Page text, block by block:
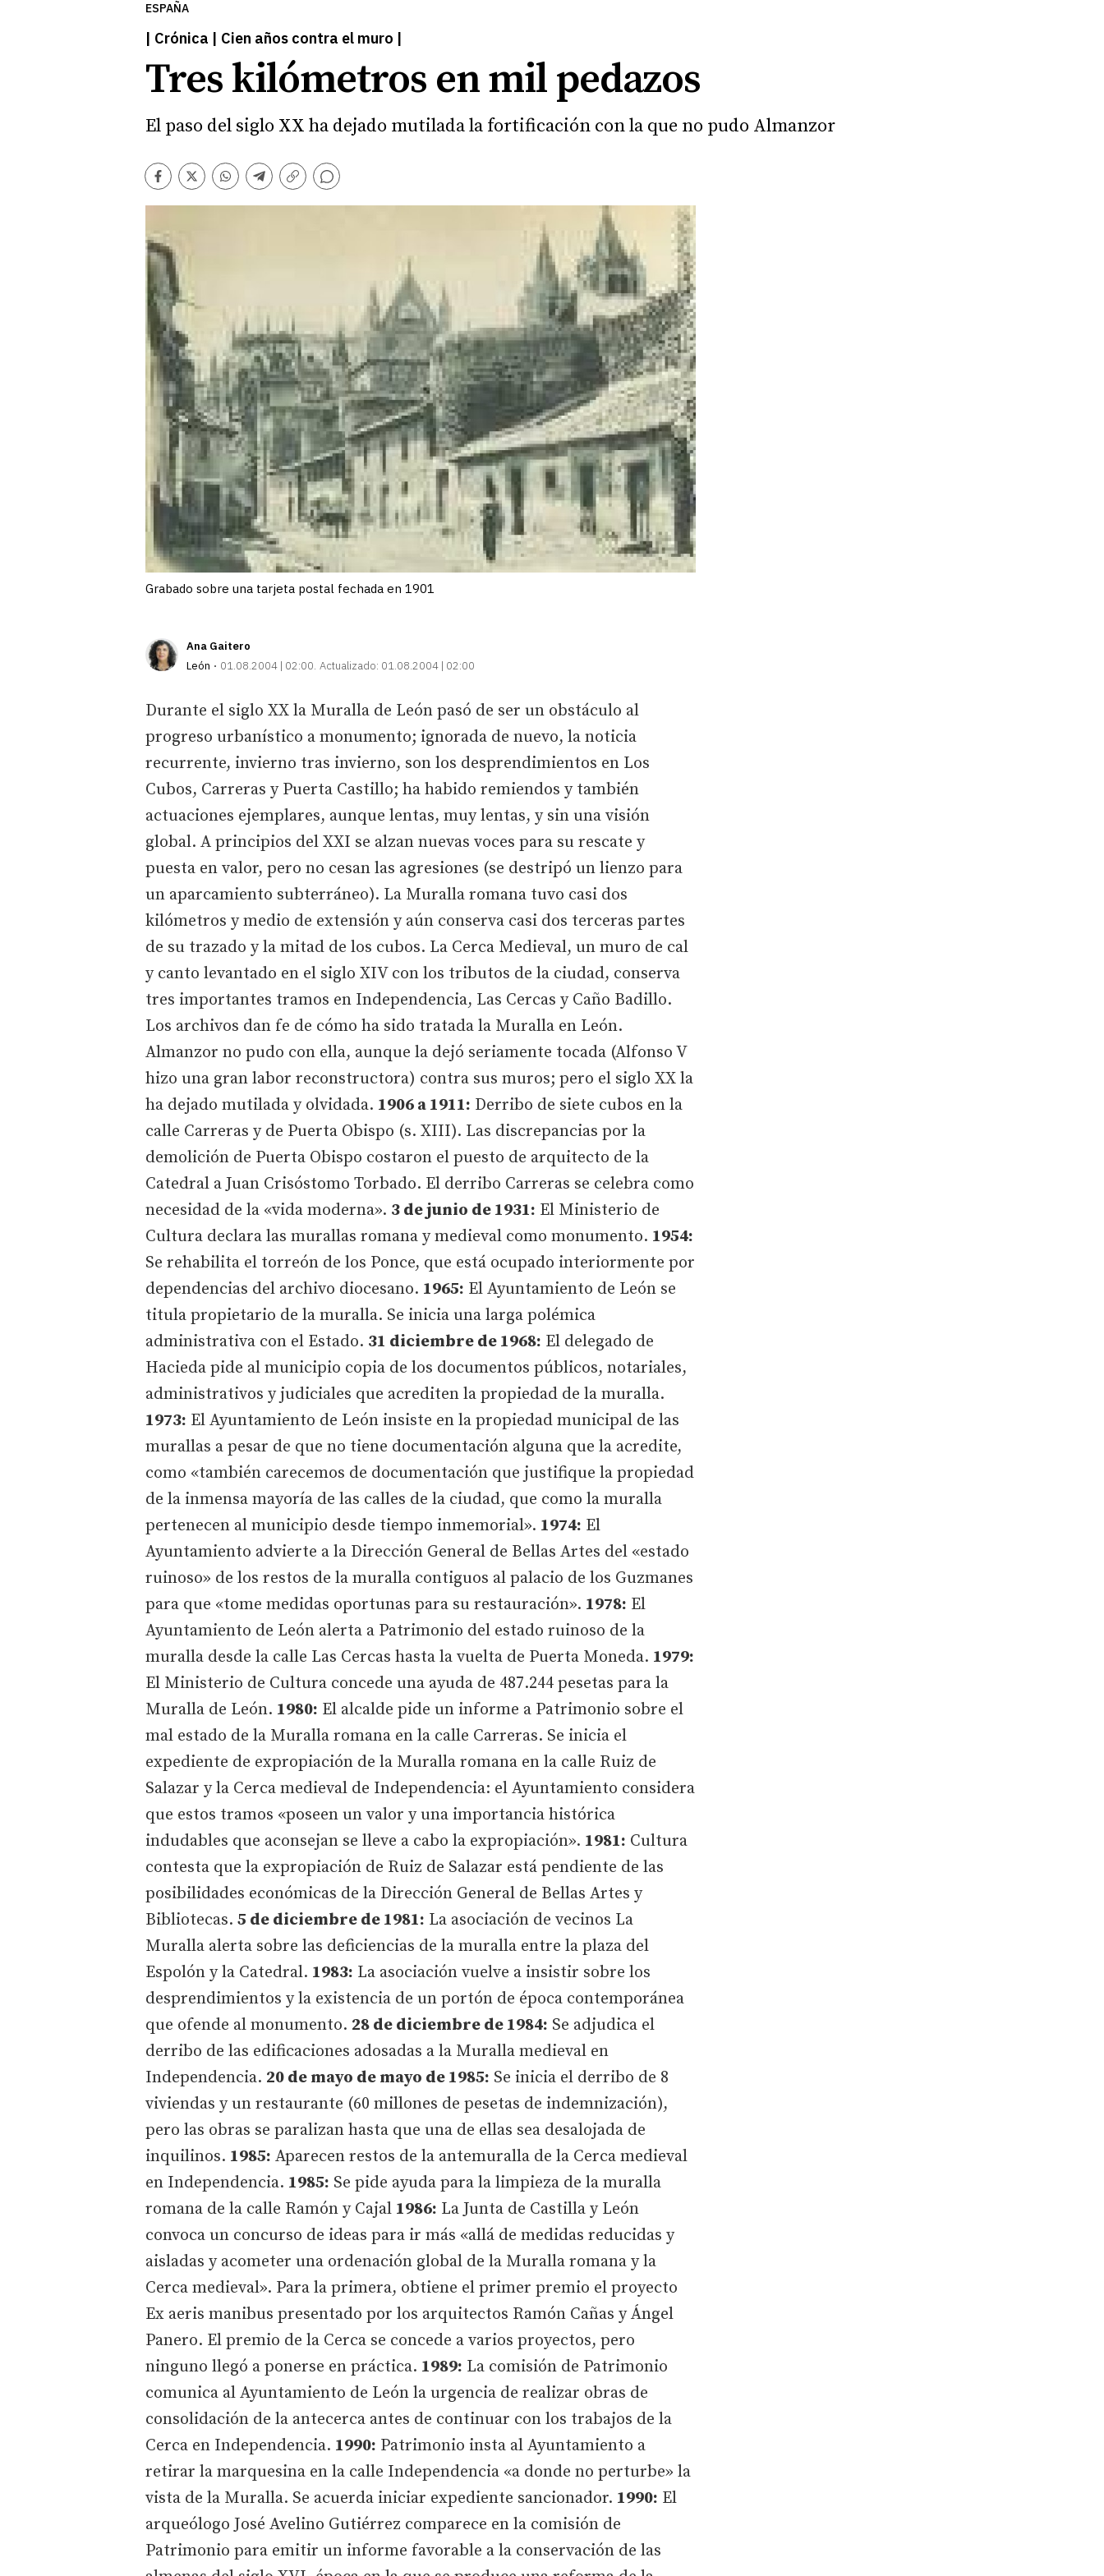
ESPAÑA
| Crónica | Cien años contra el muro |
Tres kilómetros en mil pedazos
El paso del siglo XX ha dejado mutilada la fortificación con la que no pudo Almanzor
Facebook
TwitterWhatsapp
Telegram
Copiar
enlace
Comentarios
Grabado sobre una tarjeta postal fechada en 1901
Ana Gaitero
León
01.08.2004 | 02:00 Actualizado: 01.08.2004 | 02:00
Durante el siglo XX la Muralla de León pasó de ser un obstáculo al
progreso urbanístico a monumento; ignorada de nuevo, la noticia
recurrente, invierno tras invierno, son los desprendimientos en Los
Cubos, Carreras y Puerta Castillo; ha habido remiendos y también
actuaciones ejemplares, aunque lentas, muy lentas, y sin una visión
global. A principios del XXI se alzan nuevas voces para su rescate y
puesta en valor, pero no cesan las agresiones (se destripó un lienzo para
un aparcamiento subterráneo). La Muralla romana tuvo casi dos
kilómetros y medio de extensión y aún conserva casi dos terceras partes
de su trazado y la mitad de los cubos. La Cerca Medieval, un muro de cal
y canto levantado en el siglo XIV con los tributos de la ciudad, conserva
tres importantes tramos en Independencia, Las Cercas y Caño Badillo.
Los archivos dan fe de cómo ha sido tratada la Muralla en León.
Almanzor no pudo con ella, aunque la dejó seriamente tocada (Alfonso V
hizo una gran labor reconstructora) contra sus muros; pero el siglo XX la
ha dejado mutilada y olvidada. 1906 a 1911: Derribo de siete cubos en la
calle Carreras y de Puerta Obispo (s. XIII). Las discrepancias por la
demolición de Puerta Obispo costaron el puesto de arquitecto de la
Catedral a Juan Crisóstomo Torbado. El derribo Carreras se celebra como
necesidad de la «vida moderna». 3 de junio de 1931: El Ministerio de
Cultura declara las murallas romana y medieval como monumento. 1954:
Se rehabilita el torreón de los Ponce, que está ocupado interiormente por
dependencias del archivo diocesano. 1965: El Ayuntamiento de León se
titula propietario de la muralla. Se inicia una larga polémica
administrativa con el Estado. 31 diciembre de 1968: El delegado de
Hacieda pide al municipio copia de los documentos públicos, notariales,
administrativos y judiciales que acrediten la propiedad de la muralla.
1973: El Ayuntamiento de León insiste en la propiedad municipal de las
murallas a pesar de que no tiene documentación alguna que la acredite,
como «también carecemos de documentación que justifique la propiedad
de la inmensa mayoría de las calles de la ciudad, que como la muralla
pertenecen al municipio desde tiempo inmemorial». 1974: El
Ayuntamiento advierte a la Dirección General de Bellas Artes del «estado
ruinoso» de los restos de la muralla contiguos al palacio de los Guzmanes
para que «tome medidas oportunas para su restauración». 1978: El
Ayuntamiento de León alerta a Patrimonio del estado ruinoso de la
muralla desde la calle Las Cercas hasta la vuelta de Puerta Moneda. 1979:
El Ministerio de Cultura concede una ayuda de 487.244 pesetas para la
Muralla de León. 1980: El alcalde pide un informe a Patrimonio sobre el
mal estado de la Muralla romana en la calle Carreras. Se inicia el
expediente de expropiación de la Muralla romana en la calle Ruiz de
Salazar y la Cerca medieval de Independencia: el Ayuntamiento considera
que estos tramos «poseen un valor y una importancia histórica
indudables que aconsejan se lleve a cabo la expropiación». 1981: Cultura
contesta que la expropiación de Ruiz de Salazar está pendiente de las
posibilidades económicas de la Dirección General de Bellas Artes y
Bibliotecas. 5 de diciembre de 1981: La asociación de vecinos La
Muralla alerta sobre las deficiencias de la muralla entre la plaza del
Espolón y la Catedral. 1983: La asociación vuelve a insistir sobre los
desprendimientos y la existencia de un portón de época contemporánea
que ofende al monumento. 28 de diciembre de 1984: Se adjudica el
derribo de las edificaciones adosadas a la Muralla medieval en
Independencia. 20 de mayo de mayo de 1985: Se inicia el derribo de 8
viviendas y un restaurante (60 millones de pesetas de indemnización),
pero las obras se paralizan hasta que una de ellas sea desalojada de
inquilinos. 1985: Aparecen restos de la antemuralla de la Cerca medieval
en Independencia. 1985: Se pide ayuda para la limpieza de la muralla
romana de la calle Ramón y Cajal 1986: La Junta de Castilla y León
convoca un concurso de ideas para ir más «allá de medidas reducidas y
aisladas y acometer una ordenación global de la Muralla romana y la
Cerca medieval». Para la primera, obtiene el primer premio el proyecto
Ex aeris manibus presentado por los arquitectos Ramón Cañas y Ángel
Panero. El premio de la Cerca se concede a varios proyectos, pero
ninguno llegó a ponerse en práctica. 1989: La comisión de Patrimonio
comunica al Ayuntamiento de León la urgencia de realizar obras de
consolidación de la antecerca antes de continuar con los trabajos de la
Cerca en Independencia. 1990: Patrimonio insta al Ayuntamiento a
retirar la marquesina en la calle Independencia «a donde no perturbe» la
vista de la Muralla. Se acuerda iniciar expediente sancionador. 1990: El
arqueólogo José Avelino Gutiérrez comparece en la comisión de
Patrimonio para emitir un informe favorable a la conservación de las